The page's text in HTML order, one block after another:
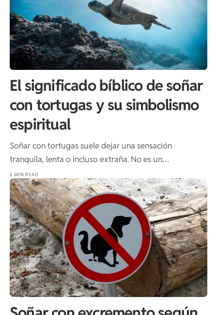
El significado bíblico de soñar
con tortugas y su simbolismo
espiritual
Soñar con tortugas suele dejar una sensación
tranquila, lenta o incluso extraña. No es un…
5 MIN READ